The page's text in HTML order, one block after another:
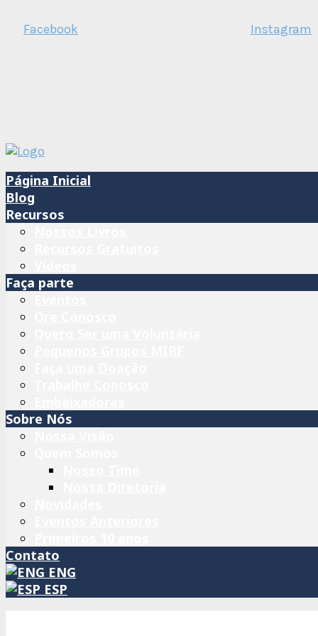
Facebook Instagram
Página Inicial
Blog
Recursos
Faça parte
Sobre Nós
Contato
ENG
ESP